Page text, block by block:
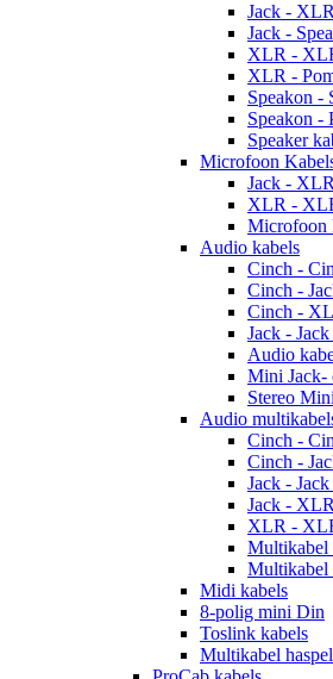
Jack -
Jack -
XLR -
XLR -
Speakon -
Speakon -
Speaker
Microfoon
Jack -
XLR -
Microfoon
Audio kabels
Cinch -
Cinch -
Cinch -
Jack -
Audio
Mini Jack-
Stereo
Audio
Cinch -
Cinch -
Jack -
Jack -
XLR -
Multikabel
Multikabel
Midi kabels
8-polig mini Din
Toslink kabels
Multikabel